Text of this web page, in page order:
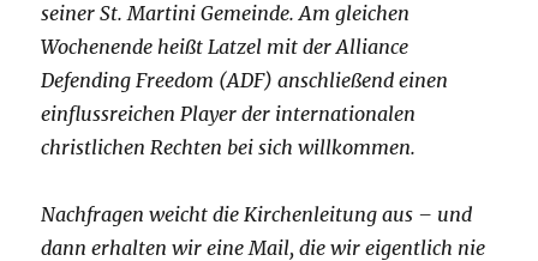
seiner St. Martini Gemeinde. Am gleichen
Wochenende heißt Latzel mit der Alliance
Defending Freedom (ADF) anschließend einen
einflussreichen Player der internationalen
christlichen Rechten bei sich willkommen.
Nachfragen weicht die Kirchenleitung aus – und
dann erhalten wir eine Mail, die wir eigentlich nie